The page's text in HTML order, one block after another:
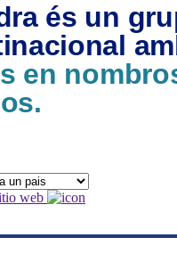
és un
en
web